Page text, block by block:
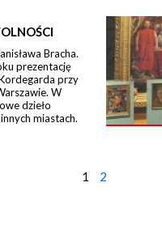
Bracha.
prezentację
przy
W
dzieło
miastach.
1 2